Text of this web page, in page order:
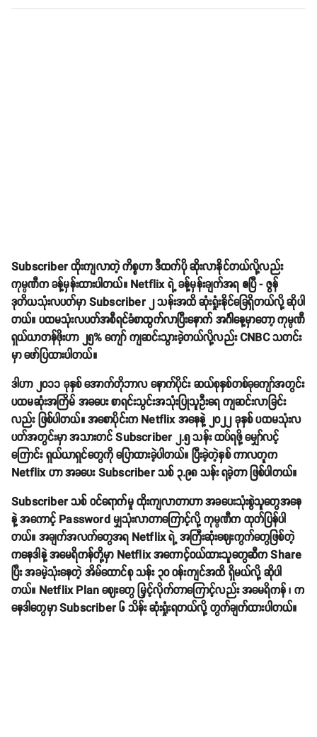
Subscriber ထိုးကျလာတဲ့ ကိစ္စဟာ ဒီထက်ပို ဆိုးလာနိုင်တယ်လို့လည်း
ကုမ္ပဏီက ခန့်မှန်းထားပါတယ်။ Netflix ရဲ့ ခန့်မှန်းချက်အရ ဧပြီ - ဇွန်
ဒုတိယသုံးလပတ်မှာ Subscriber ၂ သန်းအထိ ဆုံးရှုံးနိုင်ခြေရှိတယ်လို့ ဆိုပါ
တယ်။ ပထမသုံးလပတ်အစီရင်ခံစာထွက်လာပြီးနောက် အင်္ဂါနေ့မှာတော့ ကုမ္ပဏီ
ရှယ်ယာတန်ဖိုးဟာ ၂၅% ကျော် ကျဆင်းသွားခဲ့တယ်လို့လည်း CNBC သတင်း
မှာ ဖော်ပြထားပါတယ်။
ဒါဟာ ၂၀၁၁ ခုနှစ် အောက်တိုဘာလ နောက်ပိုင်း ဆယ်စုနှစ်တစ်ခုကျော်အတွင်း
ပထမဆုံးအကြိမ် အခပေး စာရင်းသွင်းအသုံးပြုသူဦးရေ ကျဆင်းလာခြင်း
လည်း ဖြစ်ပါတယ်။ အစောပိုင်းက Netflix အနေနဲ့ ၂၀၂၂ ခုနှစ် ပထမသုံးလ
ပတ်အတွင်းမှာ အသားတင် Subscriber ၂.၅ သန်း ထပ်ရဖို့ မျှော်လင့်
ကြောင်း ရှယ်ယာရှင်တွေကို ပြောထားခဲ့ပါတယ်။ ပြီးခဲ့တဲ့နှစ် ကာလတူက
Netflix ဟာ အခပေး Subscriber သစ် ၃.၉၈ သန်း ရခဲ့တာ ဖြစ်ပါတယ်။
Subscriber သစ် ဝင်ရောက်မှု ထိုးကျလာတာဟာ အခပေးသုံးစွဲသူတွေအနေ
နဲ့ အကောင့် Password မျှသုံးလာတာကြောင့်လို့ ကုမ္ပဏီက ထုတ်ပြန်ပါ
တယ်။ အချက်အလက်တွေအရ Netflix ရဲ့ အကြီးဆုံးဈေးကွက်တွေဖြစ်တဲ့
ကနေဒါနဲ့ အမေရိကန်တို့မှာ Netflix အကောင့်ဝယ်ထားသူတွေဆီက Share
ပြီး အခမဲ့သုံးနေတဲ့ အိမ်ထောင်စု သန်း ၃၀ ဝန်းကျင်အထိ ရှိမယ်လို့ ဆိုပါ
တယ်။ Netflix Plan ဈေးတွေ မြှင့်လိုက်တာကြောင့်လည်း အမေရိကန် ၊ က
နေဒါတွေမှာ Subscriber ၆ သိန်း ဆုံးရှုံးရတယ်လို့ တွက်ချက်ထားပါတယ်။